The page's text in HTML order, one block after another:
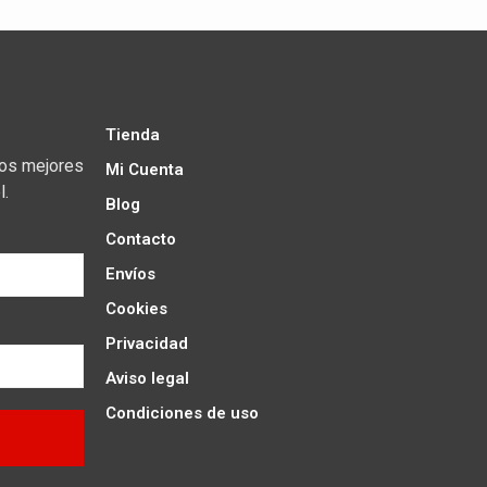
mejores
Tienda
Mi Cuenta
Blog
Contacto
Envíos
Cookies
Privacidad
Aviso legal
Condiciones de uso